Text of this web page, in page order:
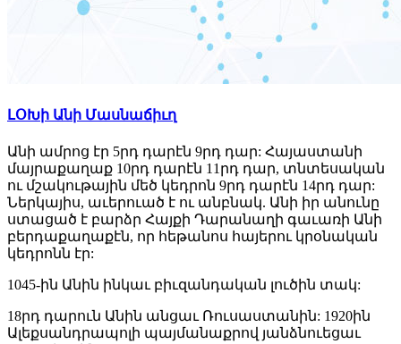
ԼՕԽի Անի Մասնաճիւղ
Անի ամրոց էր 5րդ դարէն 9րդ դար: Հայաստանի
մայրաքաղաք 10րդ դարէն 11րդ դար, տնտեսական
ու մշակութային մեծ կեդրոն 9րդ դարէն 14րդ դար:
Ներկայիս, աւերուած է ու անբնակ. Անի իր անունը
ստացած է բարձր Հայքի Դարանաղի գաւառի Անի
բերդաքաղաքէն, որ հեթանոս հայերու կրօնական
կեդրոնն էր:
1045-ին Անին ինկաւ բիւզանդական լուծին տակ:
18րդ դարուն Անին անցաւ Ռուսաստանին: 1920ին
Ալեքսանդրապոլի պայմանաքրով յանձնուեցաւ